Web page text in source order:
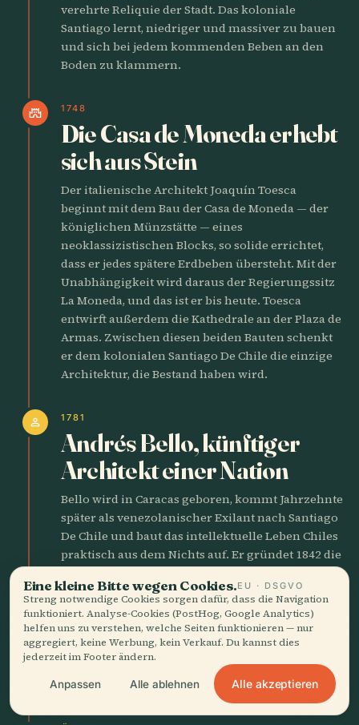
verehrte Reliquie der Stadt. Das koloniale
Santiago lernt, niedriger und massiver zu bauen
und sich bei jedem kommenden Beben an den
Boden zu klammern.
castle 1748
Die Casa de Moneda erhebt
sich aus Stein
Der italienische Architekt Joaquín Toesca
beginnt mit dem Bau der Casa de Moneda — der
königlichen Münzstätte — eines
neoklassizistischen Blocks, so solide errichtet,
dass er jedes spätere Erdbeben übersteht. Mit der
Unabhängigkeit wird daraus der Regierungssitz
La Moneda, und das ist er bis heute. Toesca
entwirft außerdem die Kathedrale an der Plaza de
Armas. Zwischen diesen beiden Bauten schenkt
er dem kolonialen Santiago De Chile die einzige
Architektur, die Bestand haben wird.
person 1781
Andrés Bello, künftiger
Architekt einer Nation
Bello wird in Caracas geboren, kommt Jahrzehnte
später als venezolanischer Exilant nach Santiago
De Chile und baut das intellektuelle Leben Chiles
praktisch aus dem Nichts auf. Er gründet 1842 die
Universidad de Chile, entwirft das
Zivilgesetzbuch, das bis heute das chilenische
Recht trägt, und schreibt die Grammatik, die in
ganz Spanischamerika verwendet wird. Begraben
liegt er in der Kathedrale — ein Ausländer, der
zum Fundament der bürgerlichen Kultur seiner
Wahlheimat wurde.
Eine kleine Bitte wegen Cookies.EU · DSGVO
Streng notwendige Cookies sorgen dafür, dass die Navigation
funktioniert. Analyse-Cookies (PostHog, Google Analytics)
helfen uns zu verstehen, welche Seiten funktionieren — nur
aggregiert, keine Werbung, kein Verkauf. Du kannst dies
jederzeit im Footer ändern.
Anpassen Alle ablehnen Alle akzeptieren